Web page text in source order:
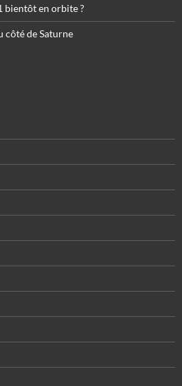
bientôt en orbite ?
côté de Saturne